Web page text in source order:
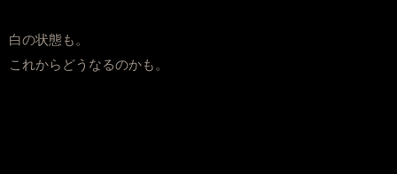
白の状態も。
これからどうなるのかも。